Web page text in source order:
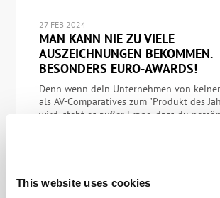
This website uses cookies
27 FEB 2024
MAN KANN NIE ZU VIELE
AUSZEICHNUNGEN BEKOMMEN.
BESONDERS EURO-AWARDS!
Denn wenn dein Unternehmen von
als AV-Comparatives zum "Produkt des
wird, steht es außer Frage, dass du
Tirol fährst, um den Preis in Empfang zu